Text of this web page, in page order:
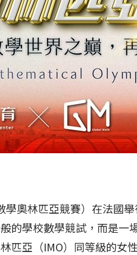
學奧林匹亞競賽）在法國
的學校數學競試，而是一
匹亞（IMO）同等級的女